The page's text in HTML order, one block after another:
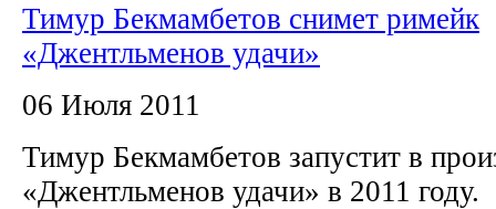
Тимур Бекмамбетов снимет римейк
«Джентльменов удачи»
06 Июля 2011
Тимур Бекмамбетов запустит в
«Джентльменов удачи» в 2011 году.